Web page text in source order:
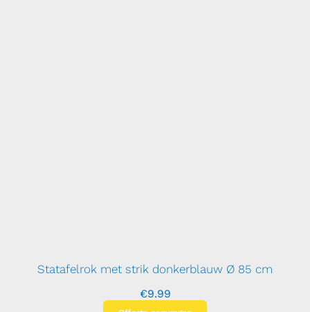
Statafelrok met strik donkerblauw Ø 85 cm
€9.99